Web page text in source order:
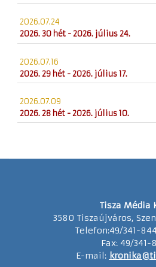
2026.07.24
2026. 30 hét - 2026. július 24.
2026.07.16
2026. 29 hét - 2026. július 17.
2026.07.09
2026. 28 hét - 2026. július 10.
Tisza Média
3580 Tiszaújváros,
Telefon:49/341-
Fax: 49/341-
E-mail: